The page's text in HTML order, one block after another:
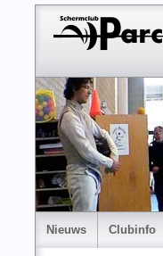
Nieuws Clubinfo